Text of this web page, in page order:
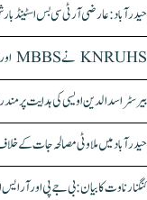
حیدرآباد: عارضی آر ٹی سی بس اسٹینڈ
KNRUHS نے MBBS اور BDS داخلوں کا نوٹیفکیشن جاری کر دیا
بیرسٹر اسدالدین اویسی کی ہدایت پر
حیدرآباد میں ملاوٹی مصالحہ جات کے خلاف بڑا کریک ڈاؤن، 25
کنگنا رناوت کا بیان: بی جے پی اور آر